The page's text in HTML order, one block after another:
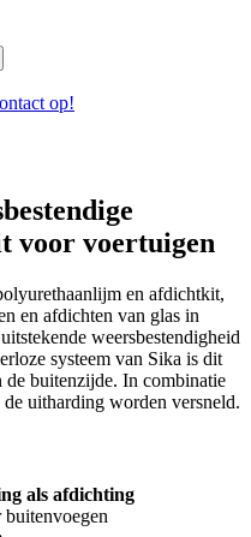
op!
voor voertuigen
en afdichtkit,
en afdichten van glas in
weersbestendigheid
systeem van Sika is dit
de buitenzijde. In combinatie
de uitharding worden versneld.
als afdichting